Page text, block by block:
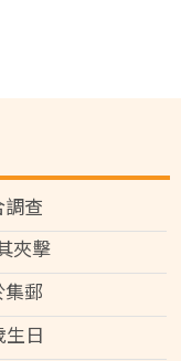
查
夾擊
郵
日